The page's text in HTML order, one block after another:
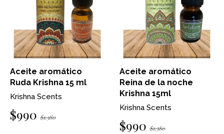
Aceite aromático
Ruda Krishna 15 ml
Krishna Scents
$990 $1.380
Aceite aromático
Reina de la noche
Krishna 15ml
Krishna Scents
$990 $1.380